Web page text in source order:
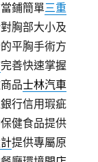
鋪簡單三重
胸部大小及
平胸手術方
完善快速掌握
品士林汽車
行信用瑕疵
健食品提供
提供專屬原